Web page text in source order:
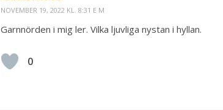
NOVEMBER 19, 2022 KL. 8:31 E M
Garnnörden i mig ler. Vilka ljuvliga nystan i hyllan.
0